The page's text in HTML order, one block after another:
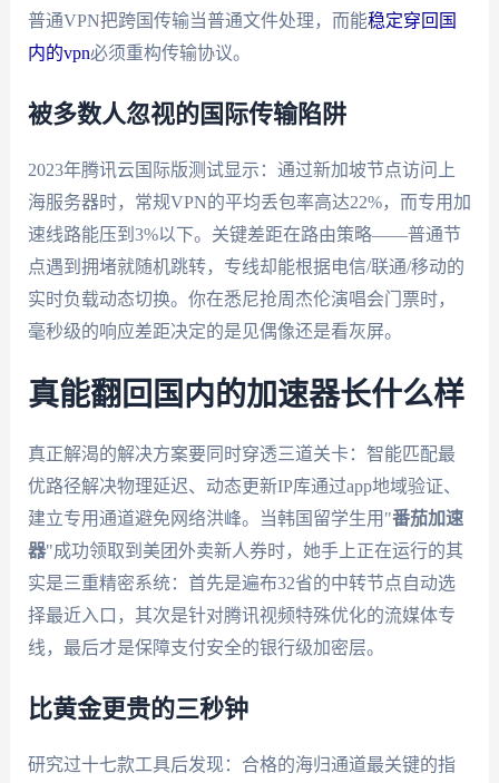
普通VPN把跨国传输当普通文件处理，而能稳定穿回国
内的vpn必须重构传输协议。
被多数人忽视的国际传输陷阱
2023年腾讯云国际版测试显示：通过新加坡节点访问上
海服务器时，常规VPN的平均丢包率高达22%，而专用加
速线路能压到3%以下。关键差距在路由策略——普通节
点遇到拥堵就随机跳转，专线却能根据电信/联通/移动的
实时负载动态切换。你在悉尼抢周杰伦演唱会门票时，
毫秒级的响应差距决定的是见偶像还是看灰屏。
真能翻回国内的加速器长什么样
真正解渴的解决方案要同时穿透三道关卡：智能匹配最
优路径解决物理延迟、动态更新IP库通过app地域验证、
建立专用通道避免网络洪峰。当韩国留学生用"番茄加速
器"成功领取到美团外卖新人券时，她手上正在运行的其
实是三重精密系统：首先是遍布32省的中转节点自动选
择最近入口，其次是针对腾讯视频特殊优化的流媒体专
线，最后才是保障支付安全的银行级加密层。
比黄金更贵的三秒钟
研究过十七款工具后发现：合格的海归通道最关键的指